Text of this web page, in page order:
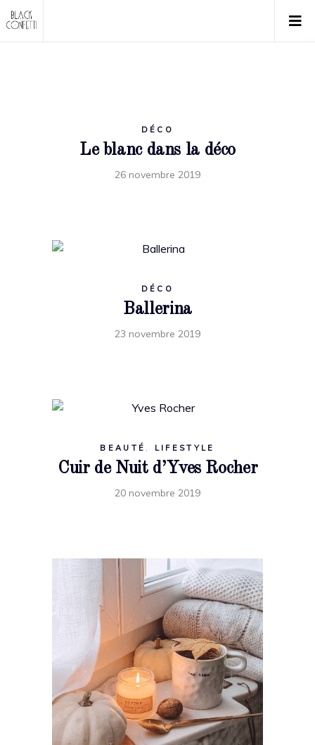
DÉCO
Le blanc dans la déco
26 novembre 2019
DÉCO
Ballerina
23 novembre 2019
BEAUTÉ , LIFESTYLE
Cuir de Nuit d’Yves Rocher
20 novembre 2019